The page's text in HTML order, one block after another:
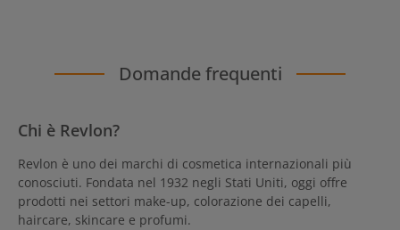
Domande frequenti
Chi è Revlon?
Revlon è uno dei marchi di cosmetica internazionali più
conosciuti. Fondata nel 1932 negli Stati Uniti, oggi offre
prodotti nei settori make-up, colorazione dei capelli,
haircare, skincare e profumi.